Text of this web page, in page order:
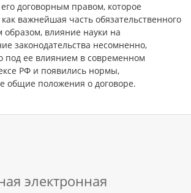
договорным правом, которое
важнейшая часть обязательственного
образом, влияние науки на
законодательства несомненно,
под ее влиянием в современном
РФ и появились нормы,
общие положения о договоре.
электронная